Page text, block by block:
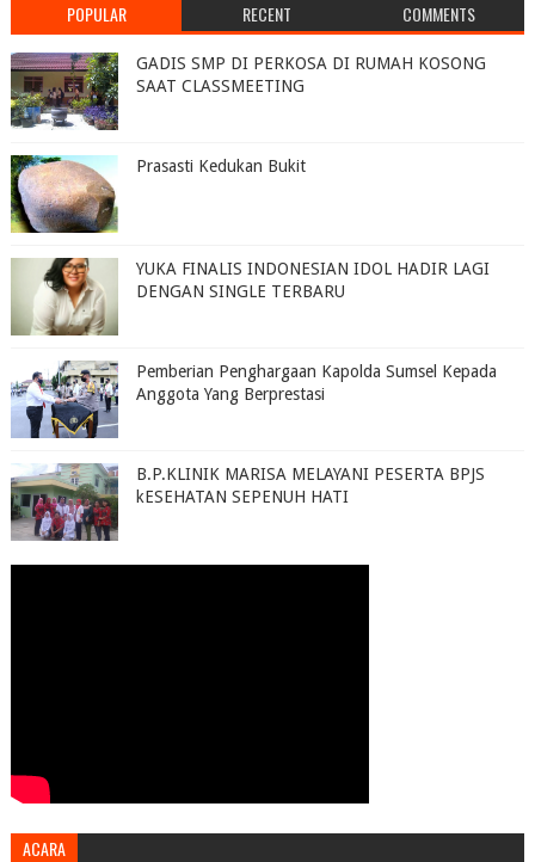
POPULAR RECENT COMMENTS
GADIS SMP DI PERKOSA DI RUMAH KOSONG
SAAT CLASSMEETING
Prasasti Kedukan Bukit
YUKA FINALIS INDONESIAN IDOL HADIR LAGI
DENGAN SINGLE TERBARU
Pemberian Penghargaan Kapolda Sumsel Kepada
Anggota Yang Berprestasi
B.P.KLINIK MARISA MELAYANI PESERTA BPJS
kESEHATAN SEPENUH HATI
ACARA